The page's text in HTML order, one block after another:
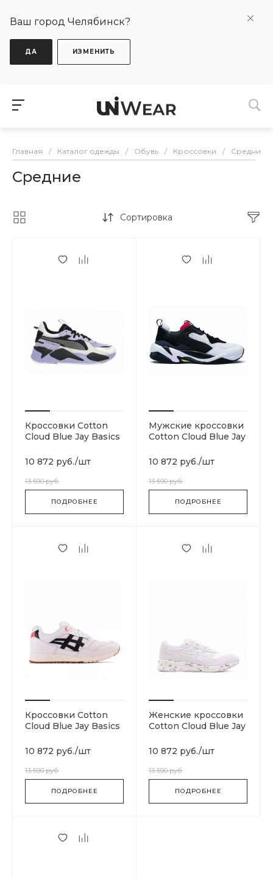
Ваш город Челябинск?
ДА ИЗМЕНИТЬ
Главная / Каталог одежды / Обувь / Кроссовки / Средние
Средние
Сортировка
Кроссовки Cotton
Cloud Blue Jay Basics
10 872 руб./шт
13 590 руб.
ПОДРОБНЕЕ
Мужские кроссовки
Cotton Cloud Blue Jay
10 872 руб./шт
13 590 руб.
ПОДРОБНЕЕ
Кроссовки Cotton
Cloud Blue Jay Basics
10 872 руб./шт
13 590 руб.
ПОДРОБНЕЕ
Женские кроссовки
Cotton Cloud Blue Jay
10 872 руб./шт
13 590 руб.
ПОДРОБНЕЕ